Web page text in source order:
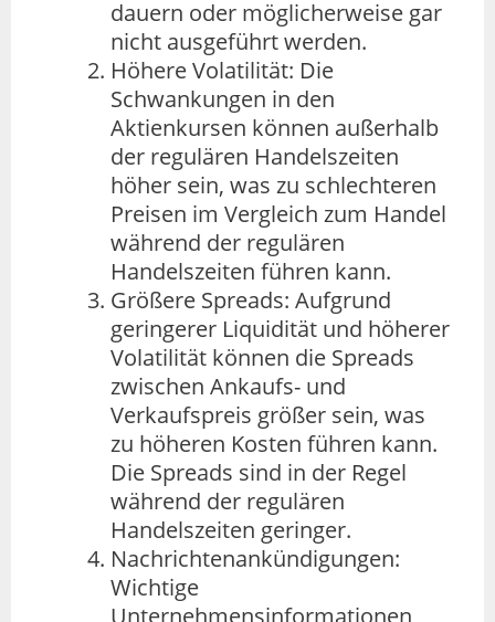
dauern oder möglicherweise gar
nicht ausgeführt werden.
Höhere Volatilität: Die
Schwankungen in den
Aktienkursen können außerhalb
der regulären Handelszeiten
höher sein, was zu schlechteren
Preisen im Vergleich zum Handel
während der regulären
Handelszeiten führen kann.
Größere Spreads: Aufgrund
geringerer Liquidität und höherer
Volatilität können die Spreads
zwischen Ankaufs- und
Verkaufspreis größer sein, was
zu höheren Kosten führen kann.
Die Spreads sind in der Regel
während der regulären
Handelszeiten geringer.
Nachrichtenankündigungen:
Wichtige